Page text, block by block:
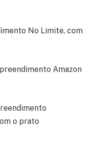
No Limite, com
Amazon
o prato